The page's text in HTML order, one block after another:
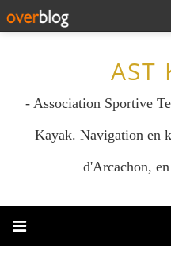
AST
- Association Sportive
Kayak. Navigation en
d'Arcachon,